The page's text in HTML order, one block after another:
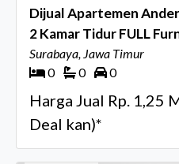
Dijual Apartemen
2 Kamar Tidur FULL
INTERIOR
Surabaya, Jawa Timur
0
0 0
Harga Jual Rp. 1,25
Deal kan)*